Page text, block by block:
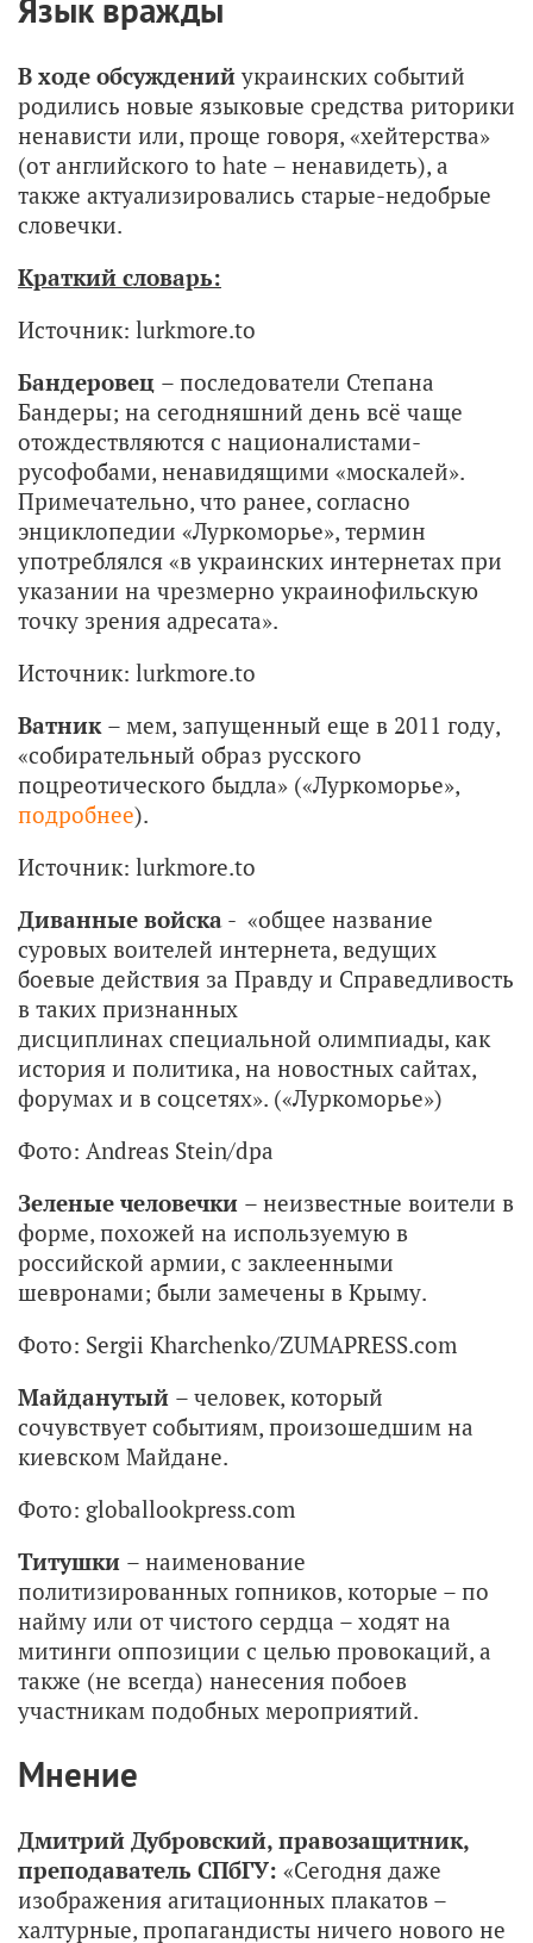
Язык вражды
В ходе обсужденийукраинских событий
родились новые языковые средства риторики
ненависти или, проще говоря, «хейтерства»
(от английского to hate – ненавидеть), а
также актуализировались старые-недобрые
словечки.
Краткий словарь:
Источник: lurkmore.to
Бандеровец – последователи Степана
Бандеры; на сегодняшний день всё чаще
отождествляются с националистами-
русофобами, ненавидящими «москалей».
Примечательно, что ранее, согласно
энциклопедии «Луркоморье», термин
употреблялся «в украинских интернетах при
указании на чрезмерно украинофильскую
точку зрения адресата».
Источник: lurkmore.to
Ватник – мем, запущенный еще в 2011 году,
«собирательный образ русского
поцреотического быдла» («Луркоморье»,
подробнее).
Источник: lurkmore.to
Диванные войска - «общее название
суровых воителей интернета, ведущих
боевые действия за Правду и Справедливость
в таких признанных
дисциплинах специальной олимпиады, как
история и политика, на новостных сайтах,
форумах и в соцсетях». («Луркоморье»)
Фото: Andreas Stein/dpa
Зеленые человечки – неизвестные воители в
форме, похожей на используемую в
российской армии, с заклеенными
шевронами; были замечены в Крыму.
Фото: Sergii Kharchenko/ZUMAPRESS.com
Майданутый – человек, который
сочувствует событиям, произошедшим на
киевском Майдане.
Фото: globallookpress.com
Титушки – наименование
политизированных гопников, которые – по
найму или от чистого сердца – ходят на
митинги оппозиции с целью провокаций, а
также (не всегда) нанесения побоев
участникам подобных мероприятий.
Мнение
Дмитрий Дубровский, правозащитник,
преподаватель СПбГУ: «Сегодня даже
изображения агитационных плакатов –
халтурные, пропагандисты ничего нового не